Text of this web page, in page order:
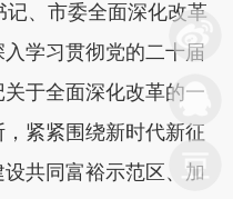
记、市委全面深化改革
学习贯彻党的二十届
于全面深化改革的一
紧紧围绕新时代新征
共同富裕示范区、加